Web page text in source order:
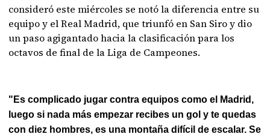
consideró este miércoles se notó la diferencia entre su
equipo y el Real Madrid, que triunfó en San Siro y dio
un paso agigantado hacia la clasificación para los
octavos de final de la Liga de Campeones.
"Es complicado jugar contra equipos como el Madrid,
luego si nada más empezar recibes un gol y te quedas
con diez hombres, es una montaña difícil de escalar. Se